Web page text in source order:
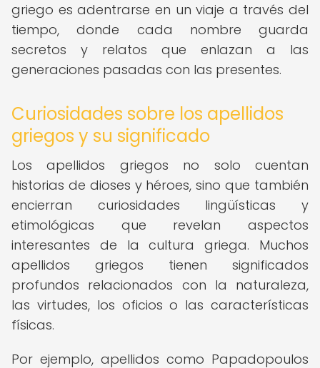
griego es adentrarse en un viaje a través del
tiempo, donde cada nombre guarda
secretos y relatos que enlazan a las
generaciones pasadas con las presentes.
Curiosidades sobre los apellidos
griegos y su significado
Los apellidos griegos no solo cuentan
historias de dioses y héroes, sino que también
encierran curiosidades lingüísticas y
etimológicas que revelan aspectos
interesantes de la cultura griega. Muchos
apellidos griegos tienen significados
profundos relacionados con la naturaleza,
las virtudes, los oficios o las características
físicas.
Por ejemplo, apellidos como Papadopoulos